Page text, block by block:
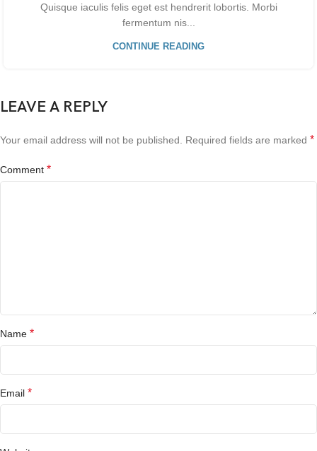
Quisque iaculis felis eget est hendrerit lobortis. Morbi
fermentum nis...
CONTINUE READING
LEAVE A REPLY
Your email address will not be published. Required fields are marked *
Comment *
Name *
Email *